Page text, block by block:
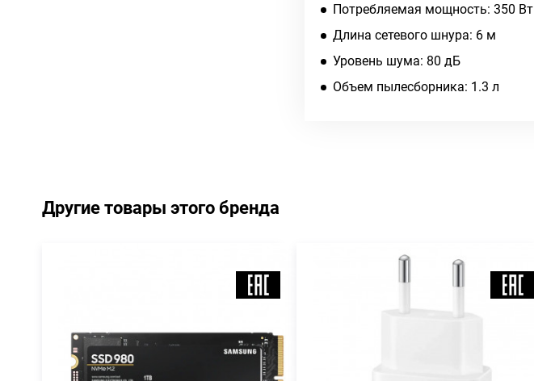
Потребляемая мощность: 350 Вт
Длина сетевого шнура: 6 м
Уровень шума: 80 дБ
Объем пылесборника: 1.3 л
Другие товары этого бренда